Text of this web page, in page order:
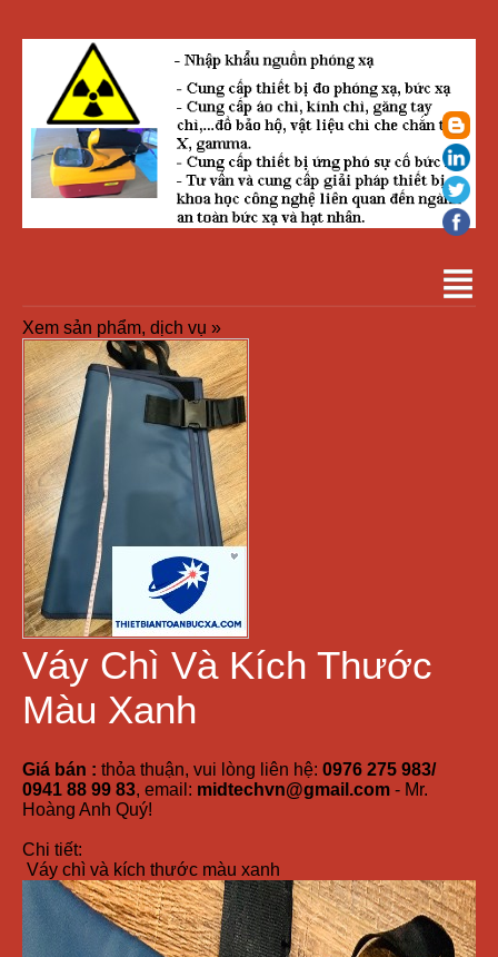
Xem sản phẩm, dịch vụ »
Váy Chì Và Kích Thước
Màu Xanh
Giá bán : thỏa thuận, vui lòng liên hệ: 0976 275 983/
0941 88 99 83, email: midtechvn@gmail.com - Mr.
Hoàng Anh Quý!
Chi tiết:
Váy chì và kích thước màu xanh